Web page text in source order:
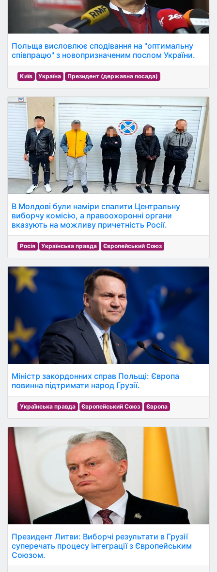
Польща висловлює сподівання на "оптимальну
співпрацю" з новопризначеним послом України.
Київ Україна Президент (державна посада)
В Молдові були наміри спалити Центральну
виборчу комісію, а правоохоронні органи
вказують на можливу причетність Росії.
Росія Українська правда Європейський Союз
Міністр закордонних справ Польщі: Європа
повинна підтримати народ Грузії.
Українська правда Європейський Союз Європа
Президент Литви: Виборчі результати в Грузії
суперечать процесу інтеграції з Європейським
Союзом.